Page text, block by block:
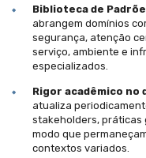
Biblioteca de
abrangem domínios
segurança, atenção
serviço, ambiente e
especializados.
Rigor acadêmico no
atualiza
stakeholders, práticas
modo que
contextos variados.